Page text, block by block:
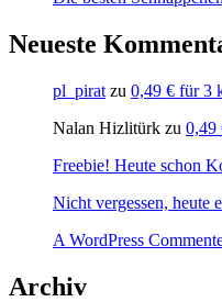
Neueste
pl_pirat zu 0,49 € für 3
Nalan Hizlitürk zu 0,49
Freebie! Heute schon
Nicht vergessen, heute
A WordPress
Archiv